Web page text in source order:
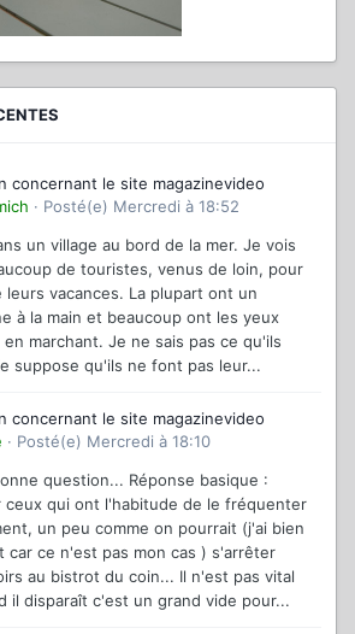
concernant le site magazinevideo
· Posté(e) Mercredi à 18:52
un village au bord de la mer. Je vois
de touristes, venus de loin, pour
vacances. La plupart ont un
à la main et beaucoup ont les yeux
marchant. Je ne sais pas ce qu'ils
suppose qu'ils ne font pas leur...
concernant le site magazinevideo
· Posté(e) Mercredi à 18:10
question... Réponse basique :
ceux qui ont l'habitude de le fréquenter
un peu comme on pourrait (j'ai bien
car ce n'est pas mon cas ) s'arrêter
au bistrot du coin... Il n'est pas vital
il disparaît c'est un grand vide pour...